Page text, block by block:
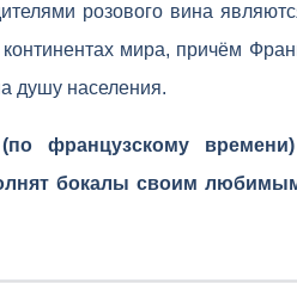
розового вина
мира, причём
душу населения.
французскому
бокалы своим